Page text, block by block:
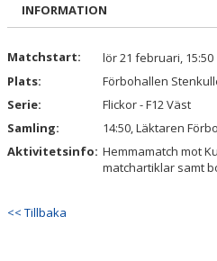
BILDGALLERI
DOKUMENT
KONTAKT
INFORMATION
Matchstart:
lör 21 februari, 15:50
Plats:
Förbohallen
Serie:
Flickor - F12 Väst
Samling:
14:50, Läktaren Förbo
Aktivitetsinfo: Hemmamatch mot
matchartiklar samt
<< Tillbaka